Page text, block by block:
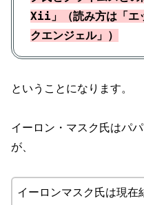
Xii」（読み方は「エ
クエンジェル」）
ということになります。
イーロン・マスク氏はパ
が、
イーロンマスク氏は現在